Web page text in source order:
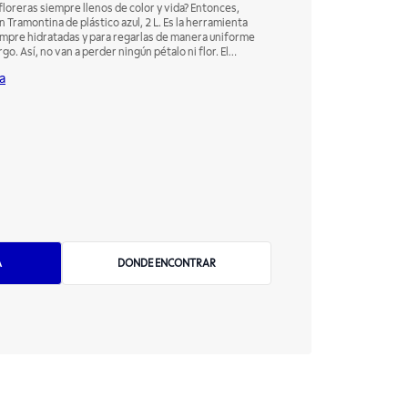
siempre llenos de color y vida? Entonces,
Tramontina de plástico azul, 2 L. Es la herramienta
hidratadas y para regarlas de manera uniforme
Así, no van a perder ningún pétalo ni flor. El
ambiente donde lo vayas a guardar más alegre y
DONDE ENCONTRAR